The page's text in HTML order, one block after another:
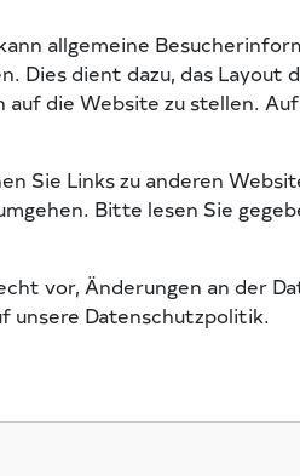
allgemeine
Dies dient dazu, das
die Website zu stellen.
Sie Links zu anderen
Bitte lesen Sie
vor, Änderungen an der
unsere Datenschutzpolitik.